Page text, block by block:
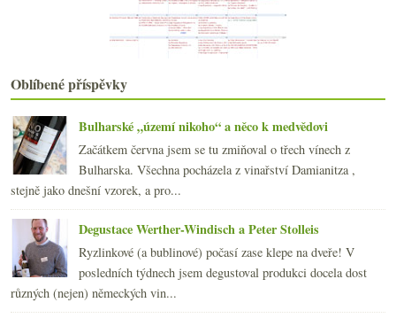
Láhev růžovky místo květiny, něžná poznámka a prod...
Jura, Marche a Franciacorta
Bordeaux/Burgundsko a odvěká rivalita
Čtyři ryzlinky a další VOC
Kutnohorský pinot, Sancerre a Rioja
►února(20)
►ledna (21)
2014 (254)
2013
2012(254)
►2011(252)
►2010(249)
► 2009 (249)
2008
Oblíbené příspěvky
Bulharské „území nikoho“ a něco k medvědovi
Začátkem června jsem se tu zmiňoval o třech vínech z
Bulharska. Všechna pocházela z vinařství Damianitza ,
stejně jako dnešní vzorek, a pro...
Degustace Werther-Windisch a Peter Stolleis
Ryzlinkové (a bublinové) počasí zase klepe na dveře! V
posledních týdnech jsem degustoval produkci docela dost
různých (nejen) německých vin...